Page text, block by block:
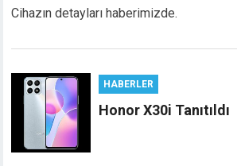
Cihazın detayları haberimizde.
HABERLER
Honor X30i Tanıtıldı